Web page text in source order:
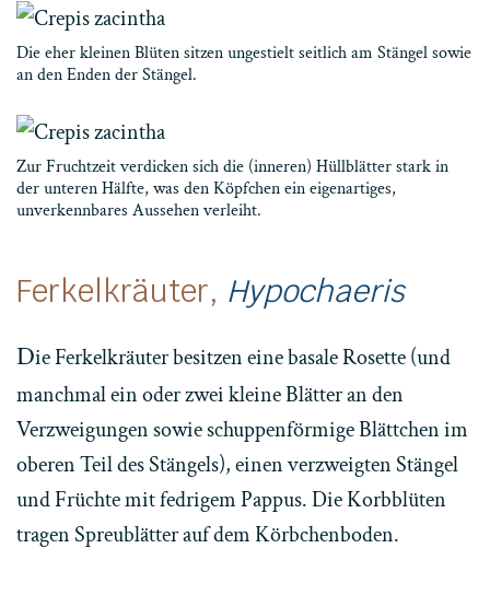
Die eher kleinen Blüten sitzen ungestielt seitlich am Stängel sowie
an den Enden der Stängel.
Zur Fruchtzeit verdicken sich die (inneren) Hüllblätter stark in
der unteren Hälfte, was den Köpfchen ein eigenartiges,
unverkennbares Aussehen verleiht.
Ferkelkräuter, Hypochaeris
Die Ferkelkräuter besitzen eine basale Rosette (und
manchmal ein oder zwei kleine Blätter an den
Verzweigungen sowie schuppenförmige Blättchen im
oberen Teil des Stängels), einen verzweigten Stängel
und Früchte mit fedrigem Pappus. Die Korbblüten
tragen Spreublätter auf dem Körbchenboden.